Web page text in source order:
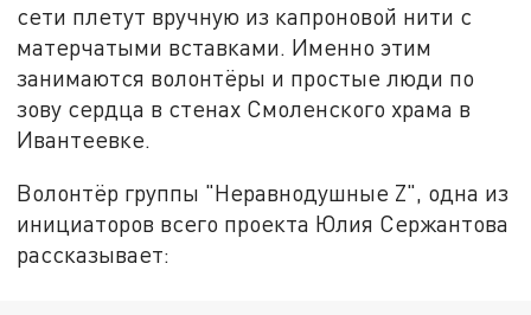
сети плетут вручную из капроновой нити с
матерчатыми вставками. Именно этим
занимаются волонтёры и простые люди по
зову сердца в стенах Смоленского храма в
Ивантеевке.
Волонтёр группы "Неравнодушные Z", одна из
инициаторов всего проекта Юлия Сержантова
рассказывает: